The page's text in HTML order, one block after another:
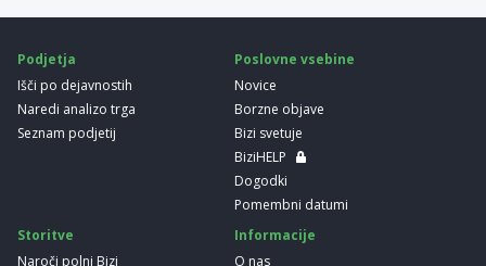
Podjetja
Išči po dejavnostih
Naredi analizo trga
Seznam podjetij
Poslovne vsebine
Novice
Borzne objave
Bizi svetuje
BiziHELP
Dogodki
Pomembni datumi
Storitve
Naroči polni Bizi
Informacije
O nas